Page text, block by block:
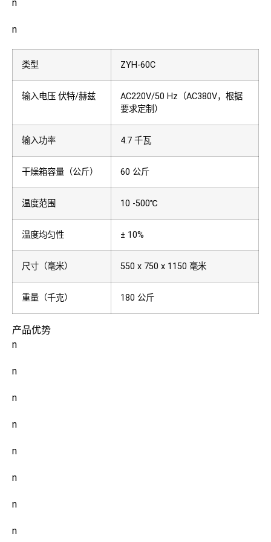
n
n
类型 ZYH-60C
输入电压 伏特/赫兹
AC220V/50 Hz（AC380V，根据
要求定制）
输入功率 4.7 千瓦
干燥箱容量（公斤） 60 公斤
温度范围 10 -500℃
温度均匀性 ± 10%
尺寸（毫米） 550 x 750 x 1150 毫米
重量（千克） 180 公斤
产品优势
n
n
n
n
n
n
n
n